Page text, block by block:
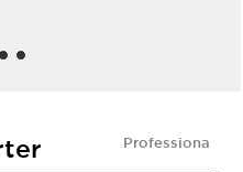
Professional